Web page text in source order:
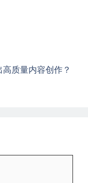
质量内容创作？